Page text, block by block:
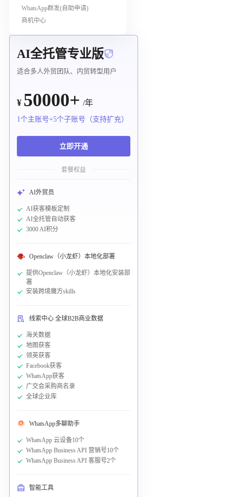
WhatsApp群发(自助申请)
商机中心
AI全托管专业版
适合多人外贸团队、内贸转型用户
¥ 50000+ /年
1个主账号+5个子账号（支持扩充）
立即开通
套餐权益
AI外贸员
AI获客模板定制
AI全托管自动获客
3000 AI积分
Openclaw（小龙虾）本地化部署
提供Openclaw（小龙虾）本地化安装部
署
安装跨境魔方skills
线索中心 全球B2B商业数据
海关数据
地图获客
领英获客
Facebook获客
WhatsApp获客
广交会采购商名录
全球企业库
WhatsApp多聊助手
WhatsApp 云设备10个
WhatsApp Business API 营销号10个
WhatsApp Business API 客服号2个
智能工具